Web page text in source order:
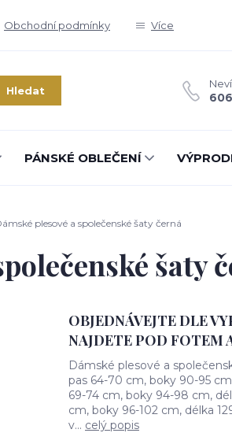
Obchodní podmínky Více
Hledat
PÁNSKÉ OBLEČENÍ
plesové a společenské šaty černá
šaty
OBJEDNÁVEJTE DLE
NAJDETE POD FOTEM
Dámské plesové a
pas 64-70 cm, boky 90-95
69-74 cm, boky 94-98 cm,
cm, boky 96-102 cm, délka
v... celý popis